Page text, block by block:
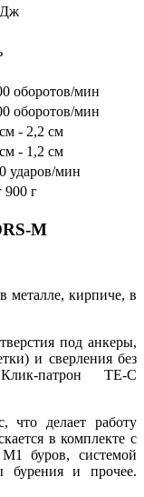
Дж
оборотов/мин
оборотов/мин
- 2,2 см
- 1,2 см
ударов/мин
900 г
M
металле, кирпиче, в
под анкеры,
и сверления без
патрон ТЕ-С
что делает работу
в комплекте с
буров, системой
бурения и прочее.